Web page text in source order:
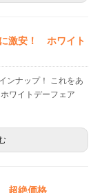
激安！ ホワイト
ンナップ！ これをあ
ワイトデーフェア
超絶価格